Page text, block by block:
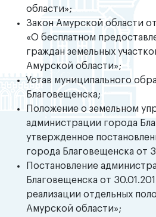
области»;
Закон Амурской области
«О бесплатном
граждан земельных
Амурской области»;
Устав муниципального
Благовещенска;
Положение о земельном
администрации города
утвержденное
города Благовещенска от
Постановление
Благовещенска от
реализации отдельных
Амурской области»;